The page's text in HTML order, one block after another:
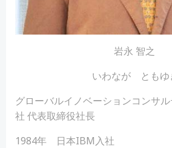
岩永 智之
いわなが ともゆ
グローバルイノベーションコンサ
社 代表取締役社長
1984年 日本IBM入社